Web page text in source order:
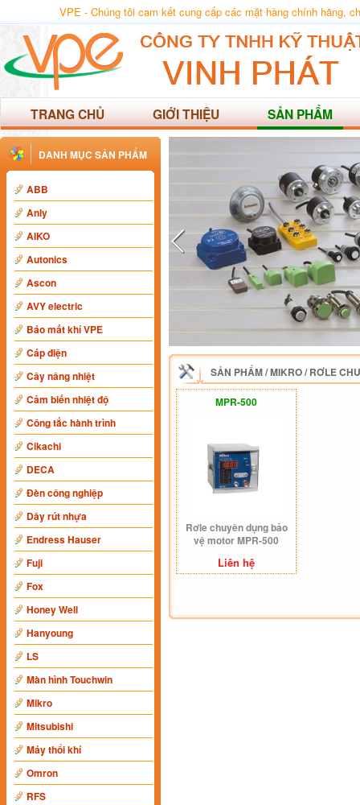
VPE - Chúng tôi cam kết cung cấp các mặt hàng chính hãng,
TRANG CHỦ GIỚI THIỆU SẢN PHẨM
DANH MỤC SẢN PHẨM
ABB
Anly
AIKO
Autonics
Ascon
AVY electric
Báo mất khí VPE
Cáp điện
Cây nâng nhiệt
Cảm biến nhiệt độ
Công tắc hành trình
Cikachi
DECA
Đèn công nghiệp
Dây rút nhựa
Endress Hauser
Fuji
Fox
Honey Well
Hanyoung
LS
Màn hình Touchwin
Mikro
Mitsubishi
Máy thổi khí
Omron
RFS
SẢN PHẨM/MIKRO/RƠLE
MPR-500
Rơle chuyên dụng bảo
vệ motor MPR-500
Liên hệ